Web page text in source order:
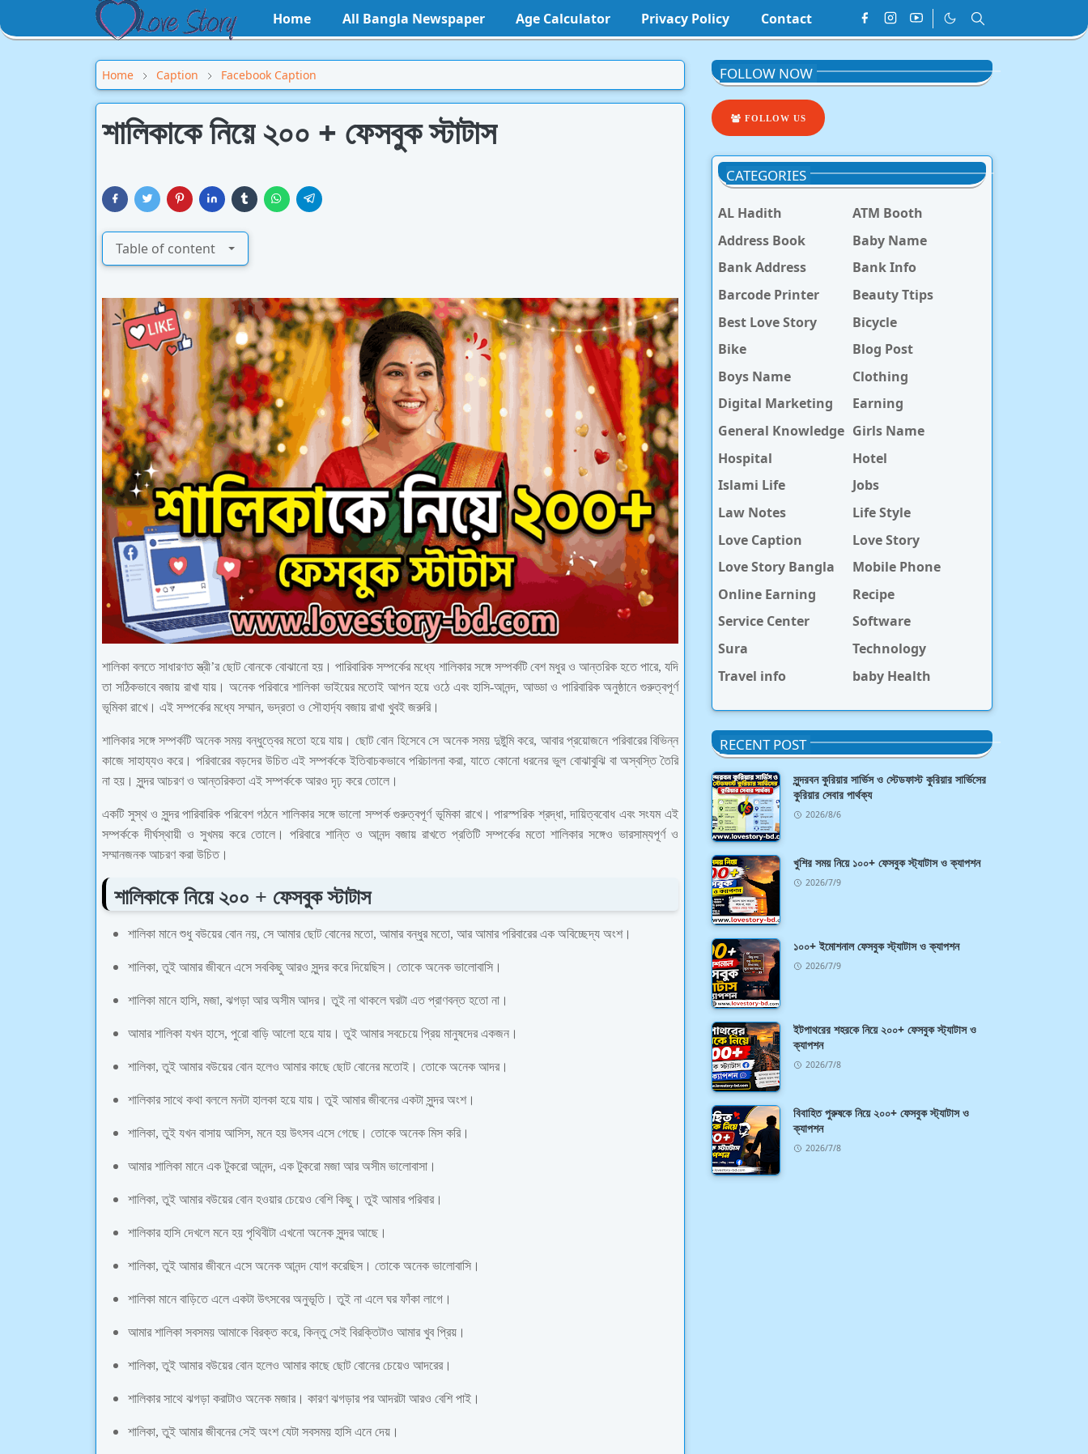
Home All Bangla Newspaper Age Calculator Privacy Policy Contact
Home Caption Facebook Caption
শালিকাকে নিয়ে ২০০ + ফেসবুক স্টাটাস
Table of content
শালিকা বলতে সাধারণত স্ত্রী’র ছোট বোনকে বোঝানো হয়। পারিবারিক সম্পর্কের মধ্যে শালিকার সঙ্গে সম্পর্কটি বেশ মধুর ও আন্তরিক হতে পারে, যদি
তা সঠিকভাবে বজায় রাখা যায়। অনেক পরিবারে শালিকা ভাইয়ের মতোই আপন হয়ে ওঠে এবং হাসি-আনন্দ, আড্ডা ও পারিবারিক অনুষ্ঠানে গুরুত্বপূর্ণ
ভূমিকা রাখে। এই সম্পর্কের মধ্যে সম্মান, ভদ্রতা ও সৌহার্দ্য বজায় রাখা খুবই জরুরি।
শালিকার সঙ্গে সম্পর্কটি অনেক সময় বন্ধুত্বের মতো হয়ে যায়। ছোট বোন হিসেবে সে অনেক সময় দুষ্টুমি করে, আবার প্রয়োজনে পরিবারের বিভিন্ন
কাজে সাহায্যও করে। পরিবারের বড়দের উচিত এই সম্পর্ককে ইতিবাচকভাবে পরিচালনা করা, যাতে কোনো ধরনের ভুল বোঝাবুঝি বা অস্বস্তি তৈরি
না হয়। সুন্দর আচরণ ও আন্তরিকতা এই সম্পর্ককে আরও দৃঢ় করে তোলে।
একটি সুস্থ ও সুন্দর পারিবারিক পরিবেশ গঠনে শালিকার সঙ্গে ভালো সম্পর্ক গুরুত্বপূর্ণ ভূমিকা রাখে। পারস্পরিক শ্রদ্ধা, দায়িত্ববোধ এবং সংযম এই
সম্পর্ককে দীর্ঘস্থায়ী ও সুখময় করে তোলে। পরিবারে শান্তি ও আনন্দ বজায় রাখতে প্রতিটি সম্পর্কের মতো শালিকার সঙ্গেও ভারসাম্যপূর্ণ ও
সম্মানজনক আচরণ করা উচিত।
শালিকাকে নিয়ে ২০০ + ফেসবুক স্টাটাস
শালিকা মানে শুধু বউয়ের বোন নয়, সে আমার ছোট বোনের মতো, আমার বন্ধুর মতো, আর আমার পরিবারের এক অবিচ্ছেদ্য অংশ।
শালিকা, তুই আমার জীবনে এসে সবকিছু আরও সুন্দর করে দিয়েছিস। তোকে অনেক ভালোবাসি।
শালিকা মানে হাসি, মজা, ঝগড়া আর অসীম আদর। তুই না থাকলে ঘরটা এত প্রাণবন্ত হতো না।
আমার শালিকা যখন হাসে, পুরো বাড়ি আলো হয়ে যায়। তুই আমার সবচেয়ে প্রিয় মানুষদের একজন।
শালিকা, তুই আমার বউয়ের বোন হলেও আমার কাছে ছোট বোনের মতোই। তোকে অনেক আদর।
শালিকার সাথে কথা বললে মনটা হালকা হয়ে যায়। তুই আমার জীবনের একটা সুন্দর অংশ।
শালিকা, তুই যখন বাসায় আসিস, মনে হয় উৎসব এসে গেছে। তোকে অনেক মিস করি।
আমার শালিকা মানে এক টুকরো আনন্দ, এক টুকরো মজা আর অসীম ভালোবাসা।
শালিকা, তুই আমার বউয়ের বোন হওয়ার চেয়েও বেশি কিছু। তুই আমার পরিবার।
শালিকার হাসি দেখলে মনে হয় পৃথিবীটা এখনো অনেক সুন্দর আছে।
শালিকা, তুই আমার জীবনে এসে অনেক আনন্দ যোগ করেছিস। তোকে অনেক ভালোবাসি।
শালিকা মানে বাড়িতে এলে একটা উৎসবের অনুভূতি। তুই না এলে ঘর ফাঁকা লাগে।
আমার শালিকা সবসময় আমাকে বিরক্ত করে, কিন্তু সেই বিরক্তিটাও আমার খুব প্রিয়।
শালিকা, তুই আমার বউয়ের বোন হলেও আমার কাছে ছোট বোনের চেয়েও আদরের।
শালিকার সাথে ঝগড়া করাটাও অনেক মজার। কারণ ঝগড়ার পর আদরটা আরও বেশি পাই।
শালিকা, তুই আমার জীবনের সেই অংশ যেটা সবসময় হাসি এনে দেয়।
FOLLOW NOW
FOLLOW US
CATEGORIES
AL Hadith
ATM Booth
Address Book
Baby Name
Bank Address
Bank Info
Barcode Printer
Beauty Ttips
Best Love Story
Bicycle
Bike
Blog Post
Boys Name
Clothing
Digital Marketing
Earning
General Knowledge Girls Name
Hospital
Hotel
Islami Life
Jobs
Law Notes
Life Style
Love Caption
Love Story
Love Story Bangla
Mobile Phone
Online Earning
Recipe
Service Center
Software
Sura
Technology
Travel info
baby Health
RECENT POST
সুন্দরবন কুরিয়ার সার্ভিস ও স্টেডফাস্ট কুরিয়ার সার্ভিসের
কুরিয়ার সেবার পার্থক্য
2026/8/6
খুশির সময় নিয়ে ১০০+ ফেসবুক স্ট্যাটাস ও ক্যাপশন
2026/7/9
১০০+ ইমোশনাল ফেসবুক স্ট্যাটাস ও ক্যাপশন
2026/7/9
ইটপাথরের শহরকে নিয়ে ২০০+ ফেসবুক স্ট্যাটাস ও
ক্যাপশন
2026/7/8
বিবাহিত পুরুষকে নিয়ে ২০০+ ফেসবুক স্ট্যাটাস ও
ক্যাপশন
2026/7/8